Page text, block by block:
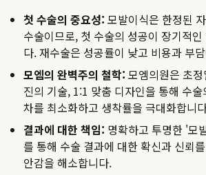
첫 수술의 중요성: 모발이식은 한정된
수술이므로, 첫 수술의 성공이 장기적
다. 재수술은 성공률이 낮고 비용과 부
모엠의 완벽주의 철학: 모엠의원은 초
진의 기술, 1:1 맞춤 디자인을 통해 수
차를 최소화하고 생착률을 극대화합니
결과에 대한 책임: 명확하고 투명한 '모
를 통해 수술 결과에 대한 확신과 신뢰
안감을 해소합니다.